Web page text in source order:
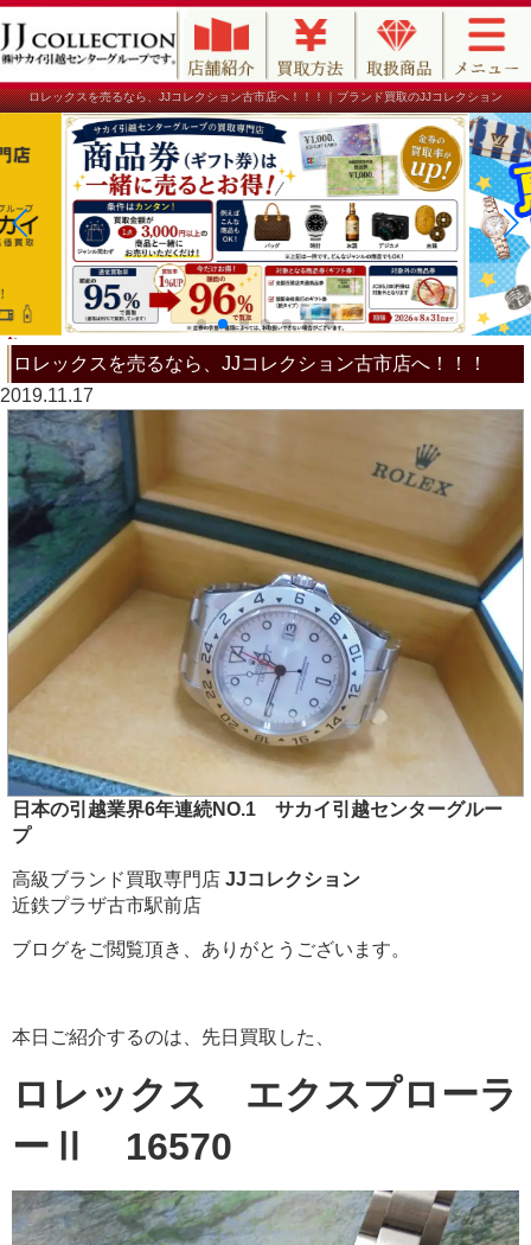
ロレックスを売るなら、JJコレクション古市店へ！！！｜ブランド買取のJJコレクション
ロレックスを売るなら、JJコレクション古市店へ！！！
2019.11.17
日本の引越業界6年連続NO.1 サカイ引越センターグルー
プ
高級ブランド買取専門店 JJコレクション
近鉄プラザ古市駅前店
ブログをご閲覧頂き、ありがとうございます。
本日ご紹介するのは、先日買取した、
ロレックス エクスプローラ
ーⅡ 16570